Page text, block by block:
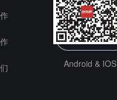
Android & IOS